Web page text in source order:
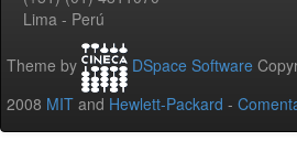
Lima - Perú
Theme by DSpace Software
2008 MIT and Hewlett-Packard -